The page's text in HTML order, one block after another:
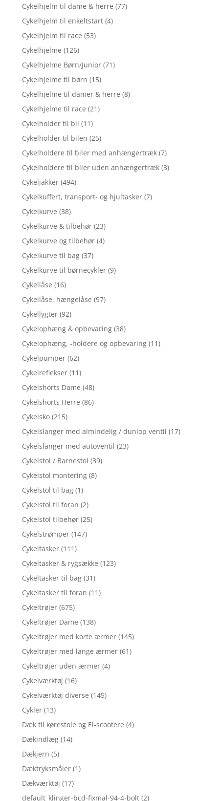
Cykelhjelm til dame & herre (77)
Cykelhjelm til enkeltstart (4)
Cykelhjelm til race (53)
Cykelhjelme (126)
Cykelhjelme Børn/Junior (71)
Cykelhjelme til børn (15)
Cykelhjelme til damer & herre (8)
Cykelhjelme til race (21)
Cykelholder til bil (11)
Cykelholder til bilen (25)
Cykelholdere til biler med anhængertræk (7)
Cykelholdere til biler uden anhængertræk (3)
Cykeljakker (494)
Cykelkuffert, transport- og hjultasker (7)
Cykelkurve (38)
Cykelkurve & tilbehør (23)
Cykelkurve og tilbehør (4)
Cykelkurve til bag (37)
Cykelkurve til børnecykler (9)
Cykellåse (16)
Cykellåse, hængelåse (97)
Cykellygter (92)
Cykelophæng & opbevaring (38)
Cykelophæng, -holdere og opbevaring (11)
Cykelpumper (62)
Cykelreflekser (11)
Cykelshorts Dame (48)
Cykelshorts Herre (86)
Cykelsko (215)
Cykelslanger med almindelig / dunlop ventil (17)
Cykelslanger med autoventil (23)
Cykelstol / Barnestol (39)
Cykelstol montering (8)
Cykelstol til bag (1)
Cykelstol til foran (2)
Cykelstol tilbehør (25)
Cykelstrømper (147)
Cykeltasker (111)
Cykeltasker & rygsække (123)
Cykeltasker til bag (31)
Cykeltasker til foran (11)
Cykeltrøjer (675)
Cykeltrøjer Dame (138)
Cykeltrøjer med korte ærmer (145)
Cykeltrøjer med lange ærmer (61)
Cykeltrøjer uden ærmer (4)
Cykelværktøj (16)
Cykelværktøj diverse (145)
Cykler (13)
Dæk til kørestole og El-scootere (4)
Dækindlæg (14)
Dækjern (5)
Dæktryksmåler (1)
Dækværktøj (17)
default_klinger-bcd-fixmal-94-4-bolt (2)